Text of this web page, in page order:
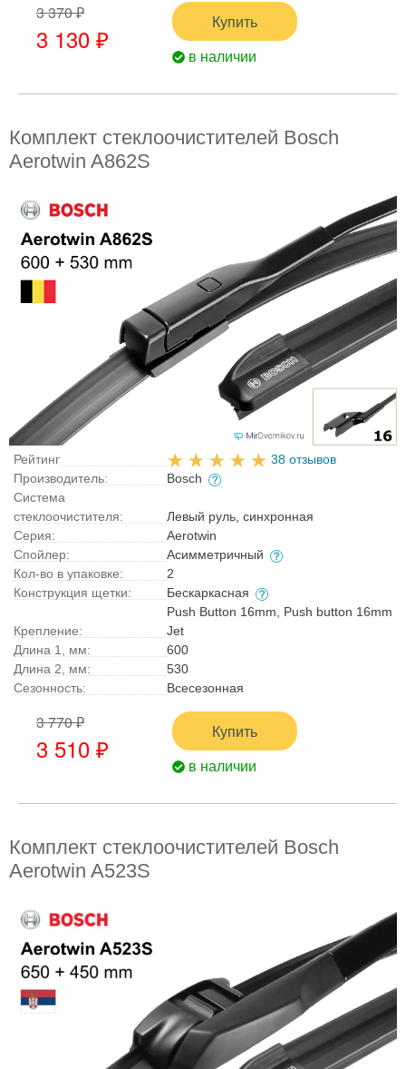
3 370 ₽
3 130 ₽
Купить
в наличии
Комплект стеклоочистителей Bosch
Aerotwin A862S
Рейтинг
38 отзывов
Производитель:
Bosch
Система
стеклоочистителя:
Левый руль, синхронная
Серия:
Aerotwin
Спойлер:
Асимметричный
Кол-во в упаковке:
2
Конструкция щетки:
Бескаркасная
Крепление:
Push Button 16mm, Push button 16mm
Jet
Длина 1, мм:
600
Длина 2, мм:
530
Сезонность:
Всесезонная
3 770 ₽
3 510 ₽
Купить
в наличии
Комплект стеклоочистителей Bosch
Aerotwin A523S